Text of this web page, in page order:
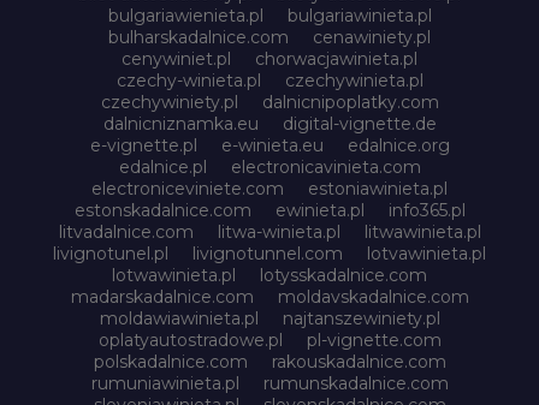
bulgariawienieta.pl
bulgariawinieta.pl
bulharskadalnice.com
cenawiniety.pl
cenywiniet.pl
chorwacjawinieta.pl
czechy-winieta.pl
czechywinieta.pl
czechywiniety.pl
dalnicnipoplatky.com
dalnicniznamka.eu
digital-vignette.de
e-vignette.pl
e-winieta.eu
edalnice.org
edalnice.pl
electronicavinieta.com
electroniceviniete.com
estoniawinieta.pl
estonskadalnice.com
ewinieta.pl
info365.pl
litvadalnice.com
litwa-winieta.pl
litwawinieta.pl
livignotunel.pl
livignotunnel.com
lotvawinieta.pl
lotwawinieta.pl
lotysskadalnice.com
madarskadalnice.com
moldavskadalnice.com
moldawiawinieta.pl
najtanszewiniety.pl
oplatyautostradowe.pl
pl-vignette.com
polskadalnice.com
rakouskadalnice.com
rumuniawinieta.pl
rumunskadalnice.com